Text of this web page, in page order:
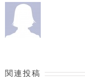
関連投稿